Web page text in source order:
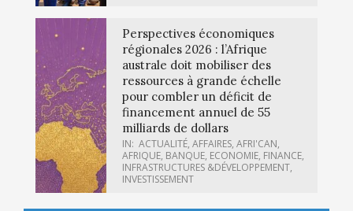
Perspectives économiques
régionales 2026 : l’Afrique
australe doit mobiliser des
ressources à grande échelle
pour combler un déficit de
financement annuel de 55
milliards de dollars
IN: ACTUALITÉ, AFFAIRES, AFRI'CAN,
AFRIQUE, BANQUE, ECONOMIE, FINANCE,
INFRASTRUCTURES &DÉVELOPPEMENT,
INVESTISSEMENT